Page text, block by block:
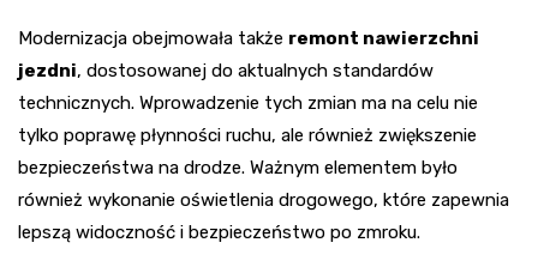
Modernizacja obejmowała także remont nawierzchni
jezdni, dostosowanej do aktualnych standardów
technicznych. Wprowadzenie tych zmian ma na celu nie
tylko poprawę płynności ruchu, ale również zwiększenie
bezpieczeństwa na drodze. Ważnym elementem było
również wykonanie oświetlenia drogowego, które zapewnia
lepszą widoczność i bezpieczeństwo po zmroku.